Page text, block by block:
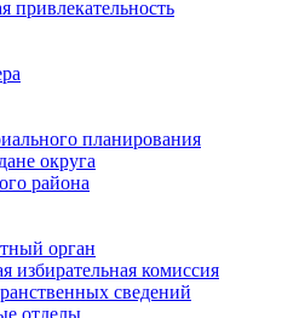
привлекательность
планирования
округа
района
орган
избирательная комиссия
сведений